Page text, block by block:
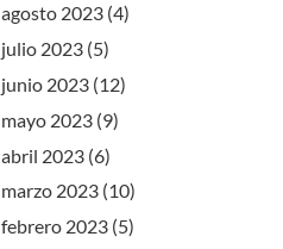
agosto 2023 (4)
julio 2023 (5)
junio 2023 (12)
mayo 2023 (9)
abril 2023 (6)
marzo 2023 (10)
febrero 2023 (5)